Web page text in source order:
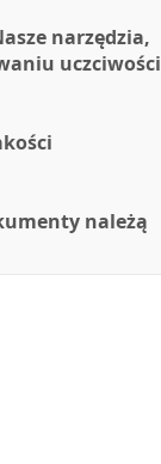
narzędzia,
uczciwości
należą